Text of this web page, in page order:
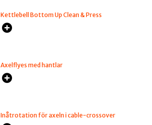
Kettlebell Bottom Up Clean & Press
Axelflyes med hantlar
Inåtrotation för axeln i cable-crossover